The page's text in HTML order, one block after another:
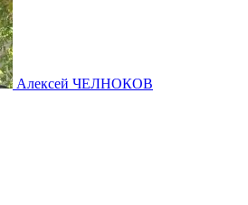
Алексей ЧЕЛНОКОВ